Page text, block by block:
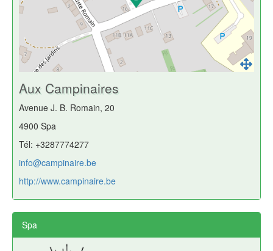
Aux Campinaires
Avenue J. B. Romain, 20
4900 Spa
Tél: +3287774277
info@campinaire.be
http://www.campinaire.be
Spa